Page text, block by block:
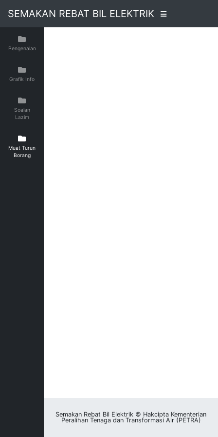
SEMAKAN REBAT BIL ELEKTRIK
Pengenalan
Grafik Info
Soalan
Lazim
Muat Turun
Borang
Semakan Rebat Bil Elektrik © Hakcipta Kementerian
Peralihan Tenaga dan Transformasi Air (PETRA)